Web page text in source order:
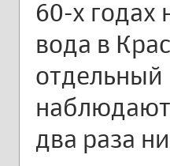
60-х годах
вода в
отдельный
два раза